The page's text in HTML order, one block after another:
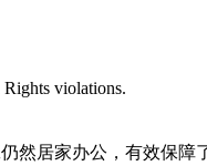
Rights violations.
然居家办公，有效保障